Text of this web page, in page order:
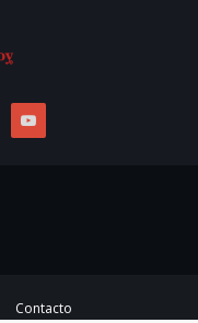
Contacto